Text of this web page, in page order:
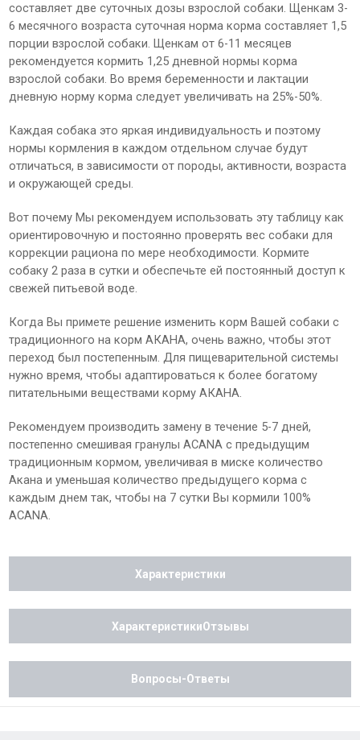
составляет две суточных дозы взрослой собаки. Щенкам 3-
6 месячного возраста суточная норма корма составляет 1,5
порции взрослой собаки. Щенкам от 6-11 месяцев
рекомендуется кормить 1,25 дневной нормы корма
взрослой собаки. Во время беременности и лактации
дневную норму корма следует увеличивать на 25%-50%.
Каждая собака это яркая индивидуальность и поэтому
нормы кормления в каждом отдельном случае будут
отличаться, в зависимости от породы, активности, возраста
и окружающей среды.
Вот почему Мы рекомендуем использовать эту таблицу как
ориентировочную и постоянно проверять вес собаки для
коррекции рациона по мере необходимости. Кормите
собаку 2 раза в сутки и обеспечьте ей постоянный доступ к
свежей питьевой воде.
Когда Вы примете решение изменить корм Вашей собаки с
традиционного на корм АКАНА, очень важно, чтобы этот
переход был постепенным. Для пищеварительной системы
нужно время, чтобы адаптироваться к более богатому
питательными веществами корму АКАНА.
Рекомендуем производить замену в течение 5-7 дней,
постепенно смешивая гранулы ACANA с предыдущим
традиционным кормом, увеличивая в миске количество
Акана и уменьшая количество предыдущего корма с
каждым днем так, чтобы на 7 сутки Вы кормили 100%
ACANA.
Характеристики
ХарактеристикиОтзывы
Вопросы-Ответы